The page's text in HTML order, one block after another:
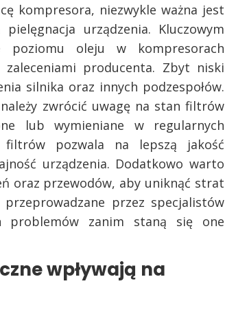
kompresora, niezwykle ważna jest
urządzenia. Kluczowym
poziomu oleju w kompresorach
producenta. Zbyt niski
silnika oraz innych podzespołów.
zwrócić uwagę na stan filtrów
lub wymieniane w regularnych
filtrów pozwala na lepszą jakość
urządzenia. Dodatkowo warto
oraz przewodów, aby uniknąć strat
przez specjalistów
problemów zanim staną się one
wpływają na